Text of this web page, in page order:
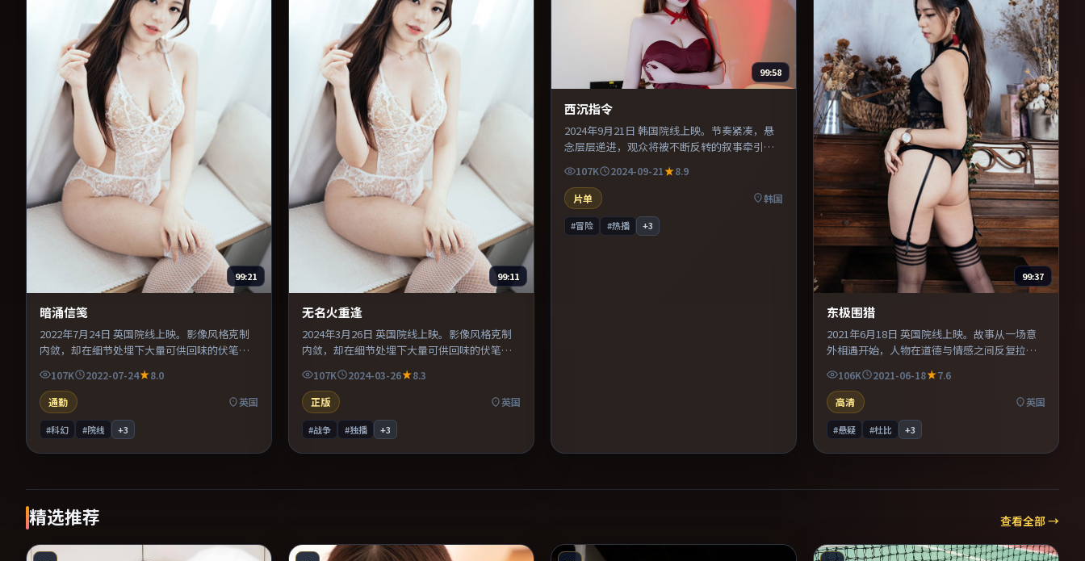
99:21
暗涌信笺
2022年7月24日 英国院线上映。影像风格克制
内敛，却在细节处埋下大量可供回味的伏笔。
配乐与声场设计突出环境质感，使观众更易沉
浸其中。整体完成度较高，适合周末一口气看
完。
107K 2022-07-24
8.0
通勤
英国
#科幻 #院线 +3
99:11
无名火重逢
2024年3月26日 英国院线上映。影像风格克制
内敛，却在细节处埋下大量可供回味的伏笔。
美术与服化道还原年代氛围，为人物动机提供
可信支撑。适合喜欢现实主义题材的观众，情
绪后劲较足。
107K 2024-03-26
8.3
正版
英国
#战争 #独播 +3
99:58
西沉指令
2024年9月21日 韩国院线上映。节奏紧凑，悬
念层层递进，观众将被不断反转的叙事牵引。
配乐与声场设计突出环境质感，使观众更易沉
浸其中。既有类型片爽感，也保留作者表达，
口碑潜力不俗。
107K 2024-09-21
8.9
片单
韩国
#冒险 #热播 +3
99:37
东极围猎
2021年6月18日 英国院线上映。故事从一场意
外相遇开始，人物在道德与情感之间反复拉
扯。主演之间的化学反应自然可信，对手戏张
力贯穿全片。推荐给偏爱群像戏与命运母题的
影迷。
106K 2021-06-18
7.6
高清
英国
#悬疑 #杜比 +3
精选推荐 查看全部 →